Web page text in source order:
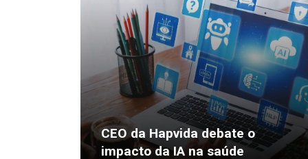
CEO da Hapvida debate o
impacto da IA na saúde